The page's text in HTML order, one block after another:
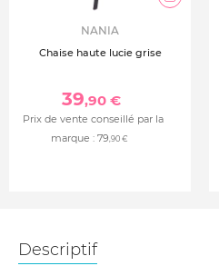
NANIA
Chaise haute lucie grise
39,90 €
Prix de vente conseillé par la
marque : 79 ,90 €
Descriptif